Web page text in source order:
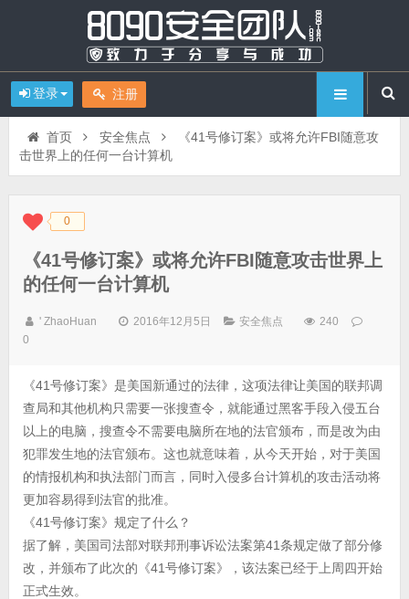
登录 注册
首页 安全焦点
《41号修订案》或将允许FBI随意攻
击世界上的任何一台计算机
◆◆ 0
《41号修订案》或将允许FBI随意攻击世界上
的任何一台计算机
' ZhaoHuan 2016年12月5日 安全焦点
240
0
《41号修订案》是美国新通过的法律，这项法律让美国的联邦调
查局和其他机构只需要一张搜查令，就能通过黑客手段入侵五台
以上的电脑，搜查令不需要电脑所在地的法官颁布，而是改为由
犯罪发生地的法官颁布。这也就意味着，从今天开始，对于美国
的情报机构和执法部门而言，同时入侵多台计算机的攻击活动将
更加容易得到法官的批准。
《41号修订案》规定了什么？
据了解，美国司法部对联邦刑事诉讼法案第41条规定做了部分修
改，并颁布了此次的《41号修订案》，该法案已经于上周四开始
正式生效。